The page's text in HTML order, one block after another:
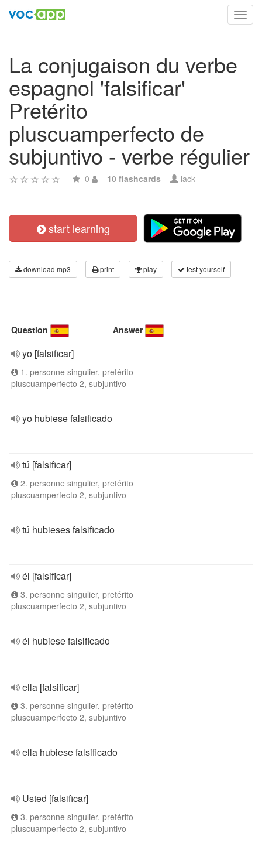
La conjugaison du verbe
espagnol 'falsificar'
Pretérito
pluscuamperfecto de
subjuntivo - verbe régulier
0 10 flashcards lack
start learning
download mp3 print play test yourself
Question Answer
yo [falsificar]
1. personne singulier, pretérito
pluscuamperfecto 2, subjuntivo
yo hubiese falsificado
tú [falsificar]
2. personne singulier, pretérito
pluscuamperfecto 2, subjuntivo
tú hubieses falsificado
él [falsificar]
3. personne singulier, pretérito
pluscuamperfecto 2, subjuntivo
él hubiese falsificado
ella [falsificar]
3. personne singulier, pretérito
pluscuamperfecto 2, subjuntivo
ella hubiese falsificado
Usted [falsificar]
3. personne singulier, pretérito
pluscuamperfecto 2, subjuntivo